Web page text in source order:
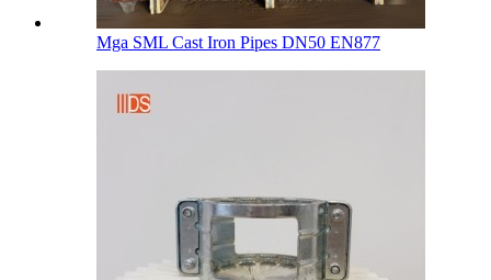
Mga SML Cast Iron Pipes DN50 EN877